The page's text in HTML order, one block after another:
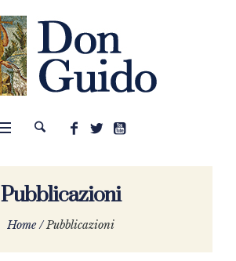
Pubblicazioni
Home /Pubblicazioni